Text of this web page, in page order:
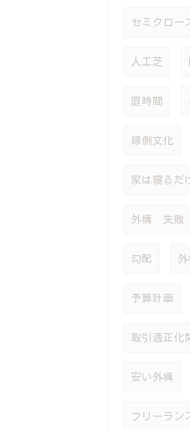
セミクロー
人工芝
庭時間
縁側文化
家は寝るだ
外構 失敗
勾配 外
予算計画
取引適正化
安い外構
フリーラン